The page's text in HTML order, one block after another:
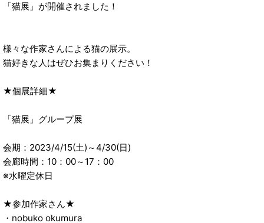
「猫展」が開催されました！
様々な作家さんによる猫の展示。
猫好きな人はぜひお集まりください！
★個展詳細★
「猫展」グループ展
会期：2023/4/15(土)～4/30(日)
会廊時間：10：00～17：00
※水曜定休日
★参加作家さん★
・nobuko okumura